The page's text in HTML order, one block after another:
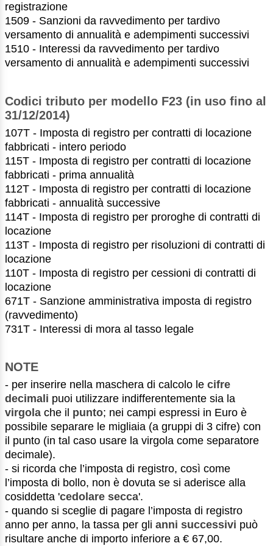
registrazione
1509 - Sanzioni da ravvedimento per tardivo
versamento di annualità e adempimenti successivi
1510 - Interessi da ravvedimento per tardivo
versamento di annualità e adempimenti successivi
Codici tributo per modello F23 (in uso fino al
31/12/2014)
107T - Imposta di registro per contratti di locazione
fabbricati - intero periodo
115T - Imposta di registro per contratti di locazione
fabbricati - prima annualità
112T - Imposta di registro per contratti di locazione
fabbricati - annualità successive
114T - Imposta di registro per proroghe di contratti di
locazione
113T - Imposta di registro per risoluzioni di contratti di
locazione
110T - Imposta di registro per cessioni di contratti di
locazione
671T - Sanzione amministrativa imposta di registro
(ravvedimento)
731T - Interessi di mora al tasso legale
NOTE
- per inserire nella maschera di calcolo le cifre
decimali puoi utilizzare indifferentemente sia la
virgola che il punto; nei campi espressi in Euro è
possibile separare le migliaia (a gruppi di 3 cifre) con
il punto (in tal caso usare la virgola come separatore
decimale).
- si ricorda che l’imposta di registro, così come
l’imposta di bollo, non è dovuta se si aderisce alla
cosiddetta 'cedolare secca'.
- quando si sceglie di pagare l’imposta di registro
anno per anno, la tassa per gli anni successivi può
risultare anche di importo inferiore a € 67,00.